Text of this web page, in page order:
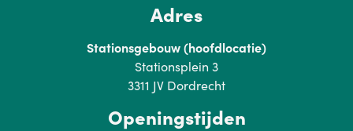
Adres
Stationsgebouw (hoofdlocatie)
Stationsplein 3
3311 JV Dordrecht
Openingstijden